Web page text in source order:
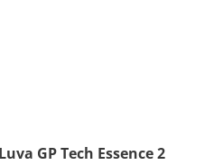
GP Tech Essence 2